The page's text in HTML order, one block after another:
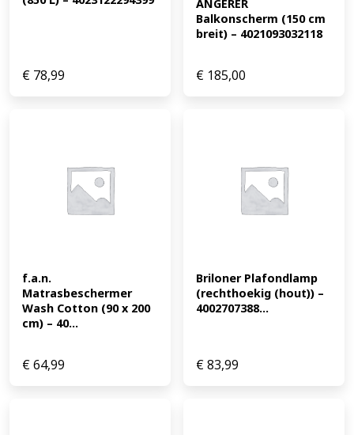
€ 78,99
ANGERER
Balkonscherm (150 cm
breit) – 4021093032118
€ 185,00
f.a.n.
Matrasbeschermer
Wash Cotton (90 x 200
cm) – 40...
€64,99
Briloner Plafondlamp
(rechthoekig (hout)) –
4002707388...
€83,99